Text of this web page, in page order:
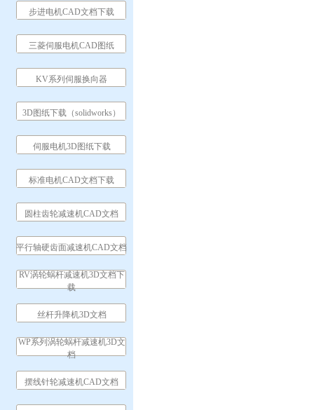
步进电机CAD文档下载
三菱伺服电机CAD图纸
KV系列伺服换向器
3D图纸下载（solidworks）
伺服电机3D图纸下载
标准电机CAD文档下载
圆柱齿轮减速机CAD文档
平行轴硬齿面减速机CAD文档
RV涡轮蜗杆减速机3D文档下
载
丝杆升降机3D文档
WP系列涡轮蜗杆减速机3D文
档
摆线针轮减速机CAD文档